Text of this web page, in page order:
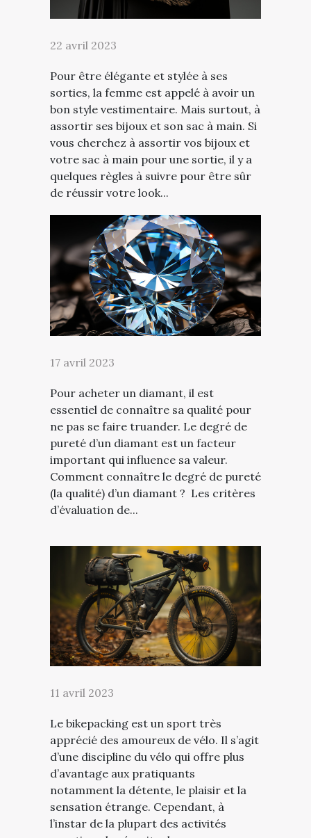
22 avril 2023
Pour être élégante et stylée à ses
sorties, la femme est appelé à avoir un
bon style vestimentaire. Mais surtout, à
assortir ses bijoux et son sac à main. Si
vous cherchez à assortir vos bijoux et
votre sac à main pour une sortie, il y a
quelques règles à suivre pour être sûr
de réussir votre look...
17 avril 2023
Pour acheter un diamant, il est
essentiel de connaître sa qualité pour
ne pas se faire truander. Le degré de
pureté d’un diamant est un facteur
important qui influence sa valeur.
Comment connaître le degré de pureté
(la qualité) d’un diamant ? Les critères
d’évaluation de...
11 avril 2023
Le bikepacking est un sport très
apprécié des amoureux de vélo. Il s’agit
d’une discipline du vélo qui offre plus
d’avantage aux pratiquants
notamment la détente, le plaisir et la
sensation étrange. Cependant, à
l’instar de la plupart des activités